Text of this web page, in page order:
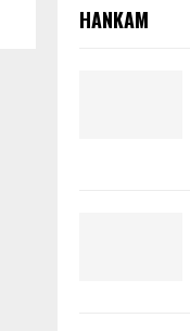
HANKAM